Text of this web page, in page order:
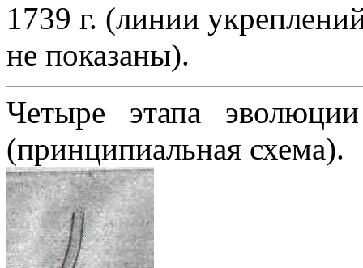
1739 г. (линии
не показаны).
Четыре этапа
(принципиальная схема).